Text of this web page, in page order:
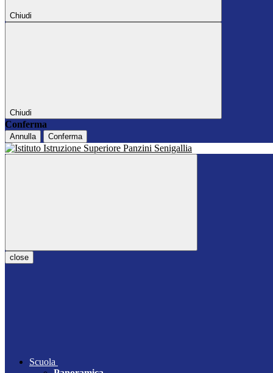
Chiudi
Chiudi
Conferma
Annulla Conferma
close
Scuola